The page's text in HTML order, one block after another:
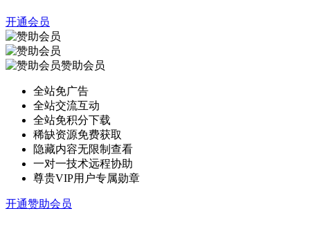
开通会员
赞助会员
全站免广告
全站交流互动
全站免积分下载
稀缺资源免费获取
隐藏内容无限制查看
一对一技术远程协助
尊贵VIP用户专属勋章
开通赞助会员